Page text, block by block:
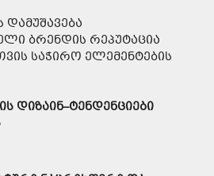
დამუშავება
ბრენდის რეპუტაცია
საჭირო ელემენტების
დიზაინ–ტენდენციები